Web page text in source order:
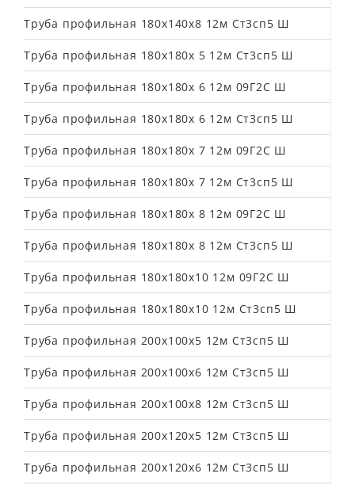
Труба профильная 180х140х8 12м Ст3сп5 Ш
Труба профильная 180х180х 5 12м Ст3сп5 Ш
Труба профильная 180х180х 6 12м 09Г2С Ш
Труба профильная 180х180х 6 12м Ст3сп5 Ш
Труба профильная 180х180х 7 12м 09Г2С Ш
Труба профильная 180х180х 7 12м Ст3сп5 Ш
Труба профильная 180х180х 8 12м 09Г2С Ш
Труба профильная 180х180х 8 12м Ст3сп5 Ш
Труба профильная 180х180х10 12м 09Г2С Ш
Труба профильная 180х180х10 12м Ст3сп5 Ш
Труба профильная 200х100х5 12м Ст3сп5 Ш
Труба профильная 200х100х6 12м Ст3сп5 Ш
Труба профильная 200х100х8 12м Ст3сп5 Ш
Труба профильная 200х120х5 12м Ст3сп5 Ш
Труба профильная 200х120х6 12м Ст3сп5 Ш